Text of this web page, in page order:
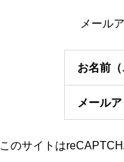
メール
お名前（
メールア
このサイトは